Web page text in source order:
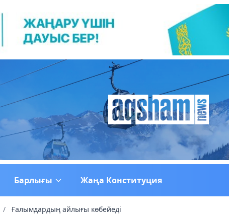
Барлығы Жаңа Конституция
/ Ғалымдардың айлығы көбейеді